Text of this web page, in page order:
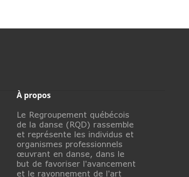
À propos
Le Regroupement québécois
de la danse (RQD) rassemble
et représente les individus et
organismes professionnels
œuvrant en danse, dans le
but de favoriser l'avancement
et le rayonnement de l'art